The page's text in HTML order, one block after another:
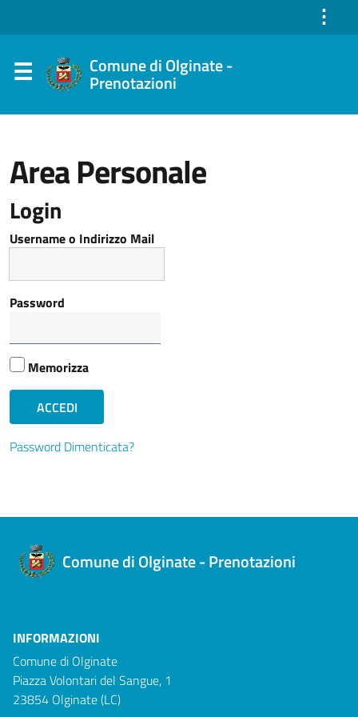
⋮
Comune di Olginate -
Prenotazioni
Area Personale
Login
Username o Indirizzo Mail
Password
Memorizza
Password Dimenticata?
Comune di Olginate - Prenotazioni
INFORMAZIONI
Comune di Olginate
Piazza Volontari del Sangue, 1
23854 Olginate (LC)